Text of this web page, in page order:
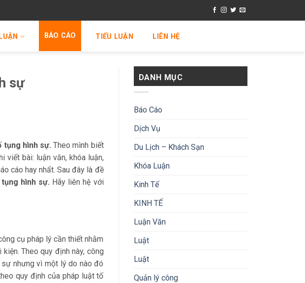
BÁO CÁO TIỂU LUẬN LIÊN HỆ
sự
tụng hình sự. Theo mình biết
viết bài: luận văn, khóa luận,
cáo hay nhất. Sau đây là đề
hình sự. Hãy liên hệ với
cụ pháp lý cần thiết nhằm
Theo quy định này, công
nhưng vì một lý do nào đó
quy định của pháp luật tố
DANH MỤC
Báo Cáo
Dịch Vụ
Du Lịch – Khách Sạn
Khóa Luận
Kinh Tế
KINH TẾ
Luận Văn
Luật
Luật
Quản lý công